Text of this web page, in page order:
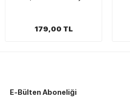
179,00 TL
E-Bülten Aboneliği